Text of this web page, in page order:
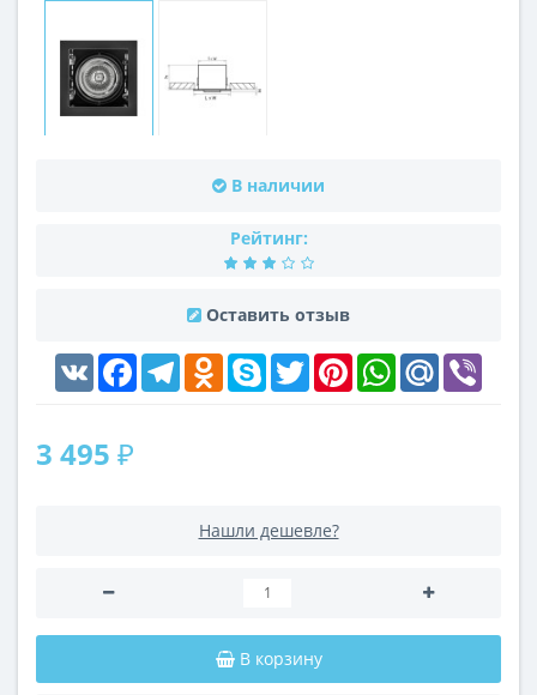
В наличии
Рейтинг:
Оставить отзыв
VK FacebookTelegramOdnoklassniki
Skype Twitter PinterestWhatsAppMail.Ru
3 495 ₽
Нашли дешевле?
В корзину